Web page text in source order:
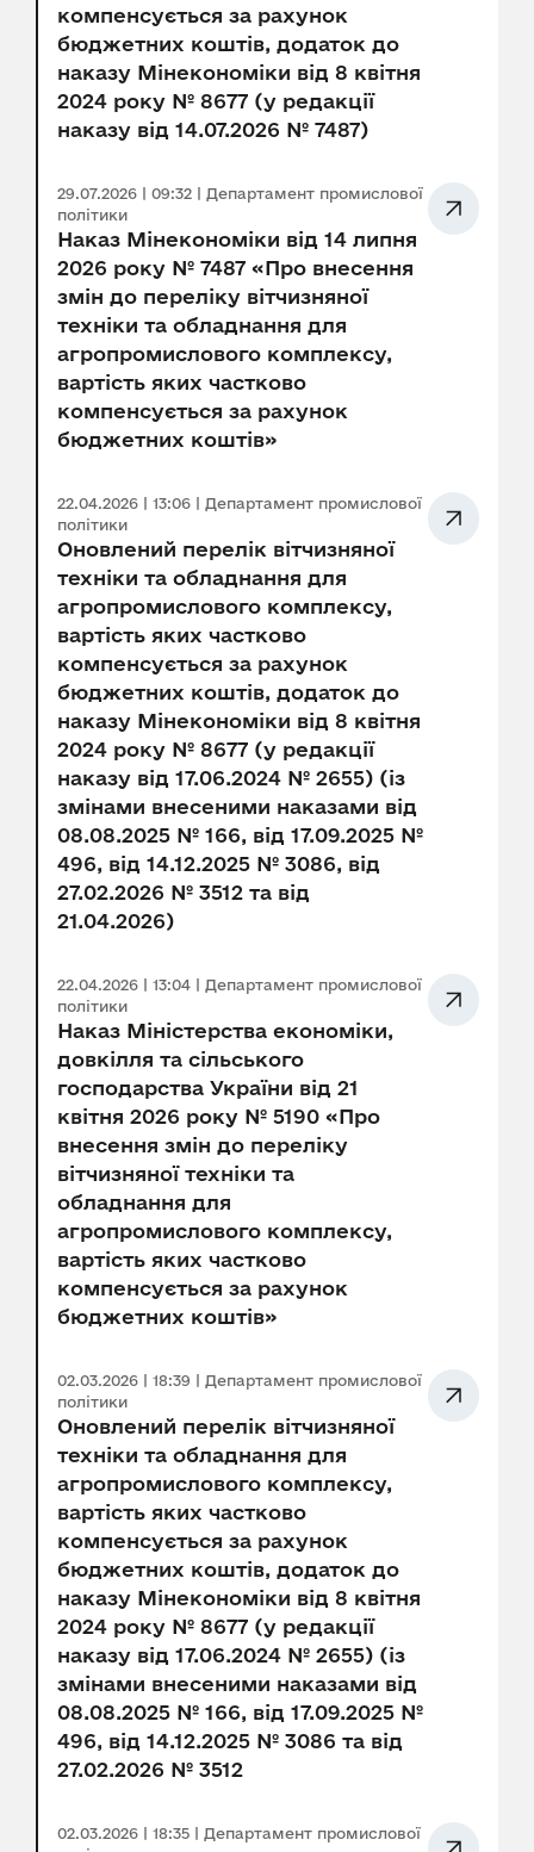
компенсується за рахунок
бюджетних коштів, додаток до
наказу Мінекономіки від 8 квітня
2024 року № 8677 (у редакції
наказу від 14.07.2026 № 7487)
29.07.2026 | 09:32 | Департамент промислової
політики
Наказ Мінекономіки від 14 липня
2026 року № 7487 «Про внесення
змін до переліку вітчизняної
техніки та обладнання для
агропромислового комплексу,
вартість яких частково
компенсується за рахунок
бюджетних коштів»
22.04.2026 | 13:06 | Департамент промислової
політики
Оновлений перелік вітчизняної
техніки та обладнання для
агропромислового комплексу,
вартість яких частково
компенсується за рахунок
бюджетних коштів, додаток до
наказу Мінекономіки від 8 квітня
2024 року № 8677 (у редакції
наказу від 17.06.2024 № 2655) (із
змінами внесеними наказами від
08.08.2025 № 166, від 17.09.2025 №
496, від 14.12.2025 № 3086, від
27.02.2026 № 3512 та від
21.04.2026)
22.04.2026 | 13:04 | Департамент промислової
політики
Наказ Міністерства економіки,
довкілля та сільського
господарства України від 21
квітня 2026 року № 5190 «Про
внесення змін до переліку
вітчизняної техніки та
обладнання для
агропромислового комплексу,
вартість яких частково
компенсується за рахунок
бюджетних коштів»
02.03.2026 | 18:39 | Департамент промислової
політики
Оновлений перелік вітчизняної
техніки та обладнання для
агропромислового комплексу,
вартість яких частково
компенсується за рахунок
бюджетних коштів, додаток до
наказу Мінекономіки від 8 квітня
2024 року № 8677 (у редакції
наказу від 17.06.2024 № 2655) (із
змінами внесеними наказами від
08.08.2025 № 166, від 17.09.2025 №
496, від 14.12.2025 № 3086 та від
27.02.2026 № 3512
02.03.2026 | 18:35 | Департамент промислової